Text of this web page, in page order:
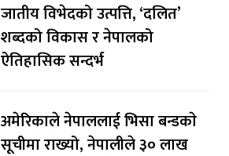
जातीय विभेदको उत्पत्ति, ‘दलित’
शब्दको विकास र नेपालको
ऐतिहासिक सन्दर्भ
अमेरिकाले नेपाललाई भिसा बन्डकाे
सूचीमा राख्यो, नेपालीले ३० लाख